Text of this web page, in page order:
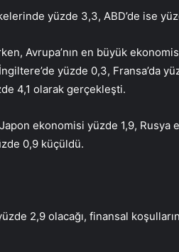
yüzde 3,3, ABD’de ise
Avrupa’nın en büyük
yüzde 0,3, Fransa’da
4,1 olarak gerçekleşti.
ekonomisi yüzde 1,9, Rusya
0,9 küçüldü.
2,9 olacağı, finansal